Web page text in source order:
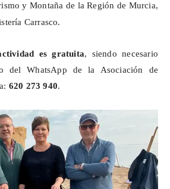
y Montaña de la Región de Murcia,
Carrasco.
es gratuita, siendo necesario
del WhatsApp de la Asociación de
620 273 940.